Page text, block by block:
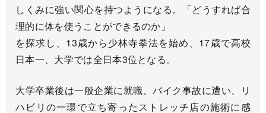
しくみに強い関心を持つようになる。「どうすれば合
理的に体を使うことができるのか」
を探求し、13歳から少林寺拳法を始め、17歳で高校
日本一、大学では全日本3位となる。
大学卒業後は一般企業に就職。バイク事故に遭い、リ
ハビリの一環で立ち寄ったストレッチ店の施術に感